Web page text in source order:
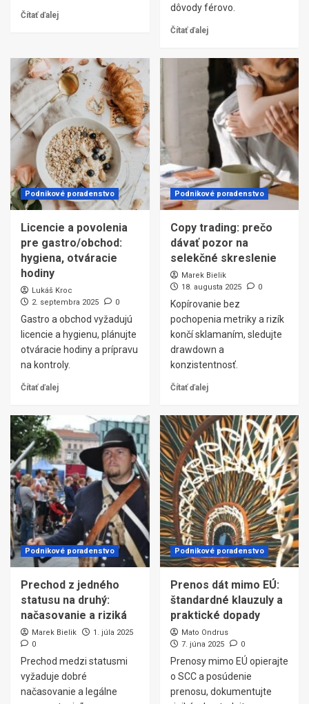
Čítať ďalej
dôvody férovo.
Čítať ďalej
Podnikové poradenstvo
Licencie a povolenia
pre gastro/obchod:
hygiena, otváracie
hodiny
Lukáš Kroc
2. septembra 2025
0
Gastro a obchod vyžadujú
licencie a hygienu, plánujte
otváracie hodiny a prípravu
na kontroly.
Čítať ďalej
Podnikové poradenstvo
Copy trading: prečo
dávať pozor na
selekčné skreslenie
Marek Bielik
18. augusta 2025
0
Kopírovanie bez
pochopenia metriky a rizík
končí sklamaním, sledujte
drawdown a
konzistentnosť.
Čítať ďalej
Podnikové poradenstvo
Prechod z jedného
statusu na druhý:
načasovanie a riziká
Marek Bielik
1. júla 2025
0
Prechod medzi statusmi
vyžaduje dobré
načasovanie a legálne
Podnikové poradenstvo
Prenos dát mimo EÚ:
štandardné klauzuly a
praktické dopady
Mato Ondrus
7. júna 2025
0
Prenosy mimo EÚ opierajte
o SCC a posúdenie
prenosu, dokumentujte